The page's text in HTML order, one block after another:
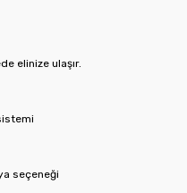
elinize ulaşır.
seçeneği